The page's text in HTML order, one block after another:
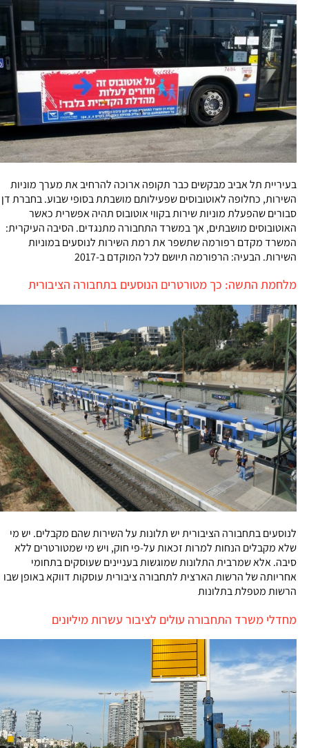
בעיריית תל אביב מבקשים כבר תקופה ארוכה להרחיב את מערך מוניות
השירות, כחלופה לאוטובוסים שפעילותם מושבתת בסופי שבוע. בחברת דן
סבורים שהפעלת מוניות שירות בקווי אוטובוס תהיה אפשרית כאשר
האוטובוסים מושבתים, אך במשרד התחבורה מתנגדים. הסיבה העיקרית:
המשרד מקדם רפורמה שתשפר את רמת השירות לנוסעים במוניות
השירות. הבעיה: הרפורמה תיושם לכל המוקדם ב-2017
מלחמת התשה: כך מטורטרים הנוסעים בתחבורה הציבורית
לנוסעים בתחבורה הציבורית יש תלונות על השירות שהם מקבלים. יש מי
שלא מקבלים הנחות למרות זכאות על-פי חוק, ויש מי שמטורטרים ללא
סיבה. אלא שמרבית התלונות שמוגשות בעניינים שעוסקים בתחומי
אחריותה של הרשות הארצית לתחבורה ציבורית עוסקות דווקא באופן שבו
הרשות מטפלת בתלונות
מחדלי משרד התחבורה עולים לציבור עשרות מיליונים